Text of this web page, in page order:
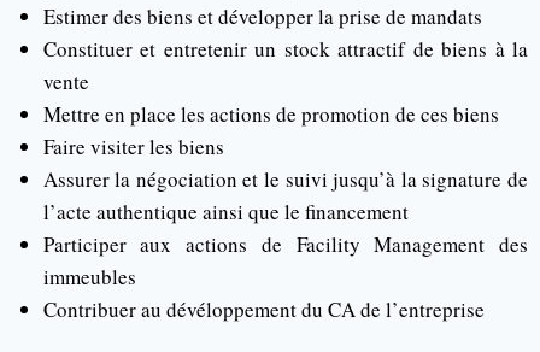
Estimer des biens et développer la prise de mandats
Constituer et entretenir un stock attractif de biens à la
vente
Mettre en place les actions de promotion de ces biens
Faire visiter les biens
Assurer la négociation et le suivi jusqu’à la signature de
l’acte authentique ainsi que le financement
Participer aux actions de Facility Management des
immeubles
Contribuer au dévéloppement du CA de l’entreprise